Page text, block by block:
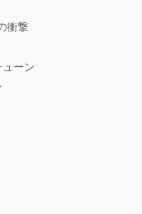
衝撃
ーン